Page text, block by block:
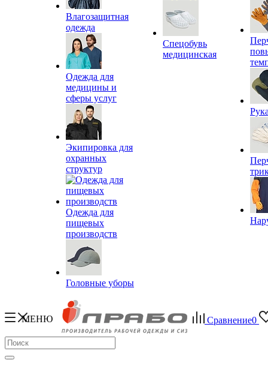
Влагозащитная
одежда
Одежда для
медицины и
сферы услуг
Экипировка для
охранных
структур
Одежда для
пищевых
производств
Головные уборы
Спецобувь
медицинская
МЕНЮ Сравнение0